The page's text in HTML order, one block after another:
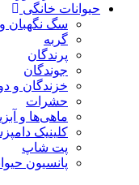
حیوانات خانگی
سگ نگهبان
گربه
پرندگان
جوندگان
خزندگان و
حشرات
ماهی‌ها و
کلینیک
پت شاپ
پانسیون